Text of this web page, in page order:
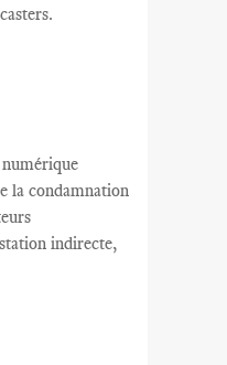
numérique
la condamnation
indirecte,